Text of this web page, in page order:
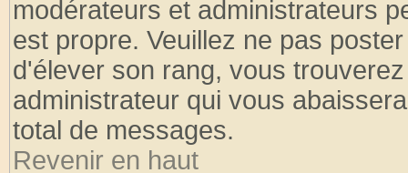
modérateurs et administrateurs
est propre. Veuillez ne pas
d'élever son rang, vous
administrateur qui vous
total de messages.
Revenir en haut